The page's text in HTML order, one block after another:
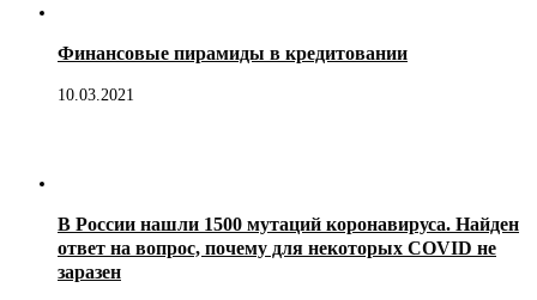
Финансовые пирамиды в кредитовании
10.03.2021
В России нашли 1500 мутаций коронавируса. Найден
ответ на вопрос, почему для некоторых COVID не
заразен